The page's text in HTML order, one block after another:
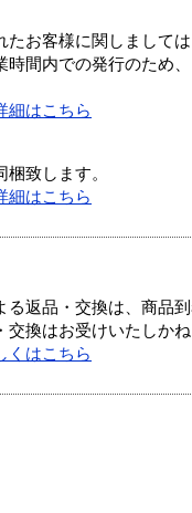
たお客様に関しまして
時間内での発行のため
細はこちら
致します。
細はこちら
る返品・交換は、商品
換はお受けいたしかね
くはこちら